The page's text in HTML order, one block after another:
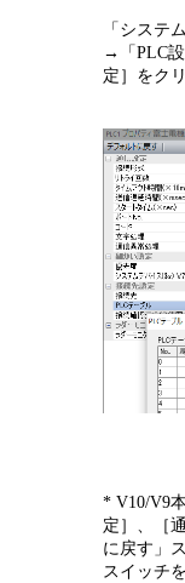
「システ
→「PLC
定］をク
* V10/V9
定］、［
に戻す」
スイッチ